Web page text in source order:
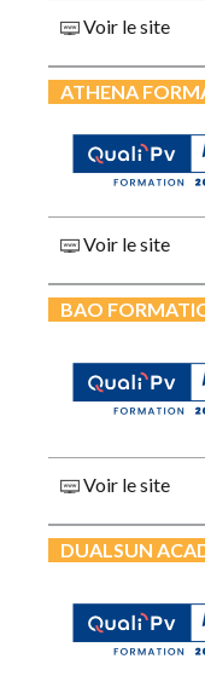
Voir le site
ATHENA
Voir le site
BAO
Voir le site
DUALSUN